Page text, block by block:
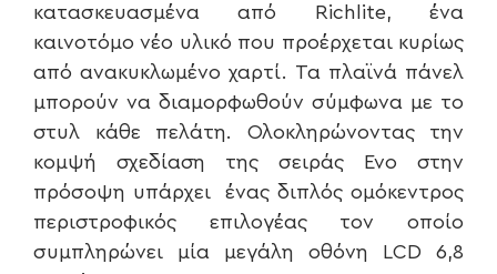
κατασκευασμένα από Richlite, ένα
καινοτόμο νέο υλικό που προέρχεται κυρίως
από ανακυκλωμένο χαρτί. Τα πλαϊνά πάνελ
μπορούν να διαμορφωθούν σύμφωνα με το
στυλ κάθε πελάτη. Ολοκληρώνοντας την
κομψή σχεδίαση της σειράς Evo στην
πρόσοψη υπάρχει ένας διπλός ομόκεντρος
περιστροφικός επιλογέας τον οποίο
συμπληρώνει μία μεγάλη οθόνη LCD 6,8